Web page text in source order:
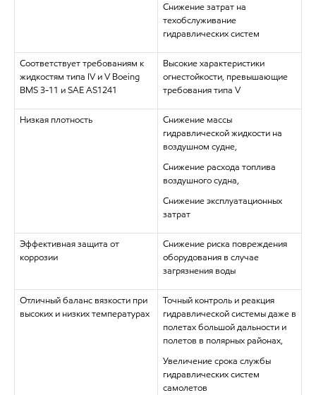
Снижение затрат на
техобслуживание
гидравлических систем
Соответствует требованиям к
жидкостям типа IV и V Boeing
BMS 3-11 и SAE AS1241
Высокие характеристики
огнестойкости, превышающие
требования типа V
Низкая плотность
Снижение массы
гидравлической жидкости на
воздушном судне,
Снижение расхода топлива
воздушного судна,
Снижение эксплуатационных
затрат
Эффективная защита от
коррозии
Снижение риска повреждения
оборудования в случае
загрязнения воды
Отличный баланс вязкости при
высоких и низких температурах
Точный контроль и реакция
гидравлической системы даже в
полетах большой дальности и
полетов в полярных районах,
Увеличение срока службы
гидравлических систем
самолетов